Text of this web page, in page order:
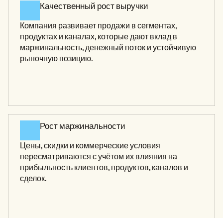
Качественный рост выручки
Компания развивает продажи в сегментах,
продуктах и каналах, которые дают вклад в
маржинальность, денежный поток и устойчивую
рыночную позицию.
Рост маржинальности
Цены, скидки и коммерческие условия
пересматриваются с учётом их влияния на
прибыльность клиентов, продуктов, каналов и
сделок.